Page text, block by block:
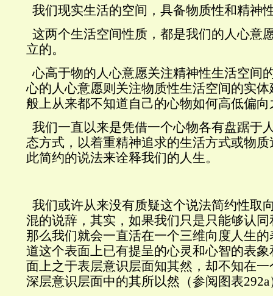
我们现实生活的空间，具备物质性和精神
这两个生活空间性质，都是我们的人心意
立的。
心高于物的人心意愿关注精神性生活空间
心的人心意愿则关注物质性生活空间的实
般上从来都不知道自己的心物如何高低偏
我们一直以来是凭借一个心物各有盘踞于
态方式，以着重精神追求的生活方式或物
此简约的说法来诠释我们的人生。
我们或许从来没有质疑这个说法简约性取
混的说辞，其实，如果我们只是只能够认
那么我们就会一直活在一个三维向度人生
道这个表面上已有提呈的心灵和心智的表
面上之于表层意识层面知其然，却不知在
深层意识层面中的其所以然（参阅图表292a